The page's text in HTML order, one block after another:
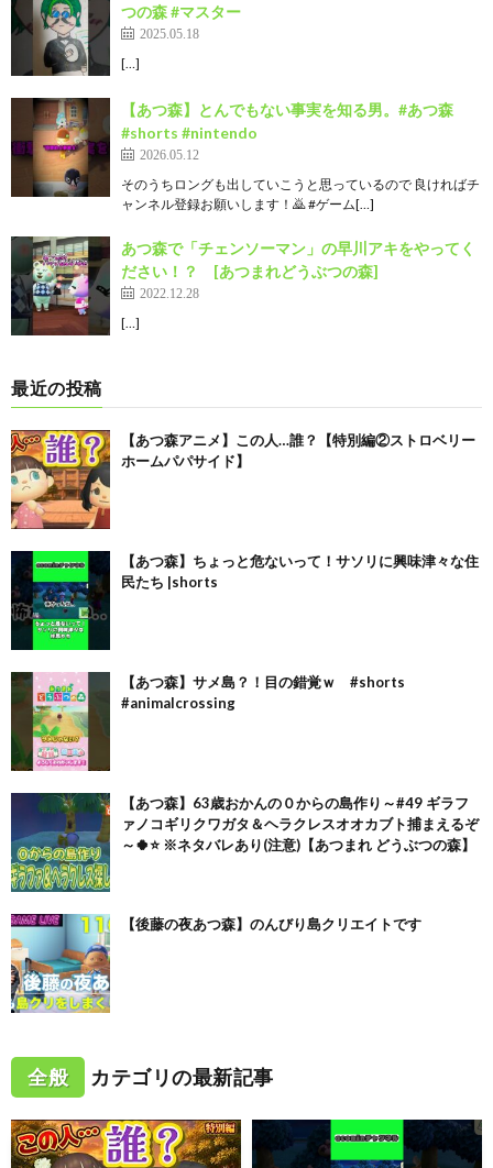
つの森 #マスター
2025.05.18
[…]
【あつ森】とんでもない事実を知る男。#あつ森
#shorts #nintendo
2026.05.12
そのうちロングも出していこうと思っているので 良ければチ
ャンネル登録お願いします！🙇 #ゲーム[…]
あつ森で「チェンソーマン」の早川アキをやってく
ださい！？ [あつまれどうぶつの森]
2022.12.28
[…]
最近の投稿
【あつ森アニメ】この人…誰？【特別編②ストロベリー
ホームパパサイド】
【あつ森】ちょっと危ないって！サソリに興味津々な住
民たち |shorts
【あつ森】サメ島？！目の錯覚ｗ #shorts
#animalcrossing
【あつ森】63歳おかんの０からの島作り～#49 ギラフ
ァノコギリクワガタ＆ヘラクレスオオカブト捕まえるぞ
～🍀⭐ ※ネタバレあり(注意)【あつまれ どうぶつの森】
【後藤の夜あつ森】のんびり島クリエイトです
全般 カテゴリの最新記事